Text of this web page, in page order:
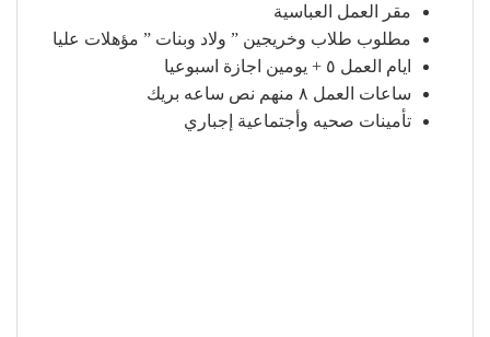
مقر العمل العباسية
مطلوب طلاب وخريجين ” ولاد وبنات ” مؤهلات عليا
ايام العمل ٥ + يومين اجازة اسبوعيا
ساعات العمل ٨ منهم نص ساعه بريك
تأمينات صحيه وأجتماعية إجباري